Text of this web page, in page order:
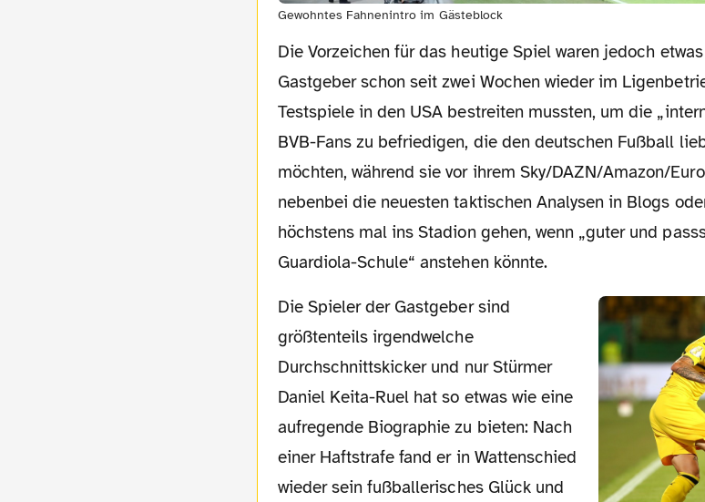
Gewohntes Fahnenintro im Gästeblock
Die Vorzeichen für das heutige Spiel waren jedoch etwas anders. So stehen die
Gastgeber schon seit zwei Wochen wieder im
Testspiele in den USA bestreiten mussten, um die
BVB-Fans zu befriedigen, die den deutschen Fußball
möchten, während sie vor ihrem Sky/DAZN/Amazon/
nebenbei die neuesten taktischen Analysen in Blogs
höchstens mal ins Stadion gehen, wenn „guter und
Guardiola-Schule“ anstehen könnte.
Die Spieler der Gastgeber sind
größtenteils irgendwelche
Durchschnittskicker und nur Stürmer
Daniel Keita-Ruel hat so etwas wie eine
aufregende Biographie zu bieten: Nach
einer Haftstrafe fand er in Wattenschied
wieder sein fußballerisches Glück und